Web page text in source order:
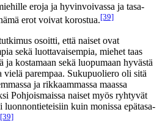
eroja ja hyvinvoivassa ja tasa-
erot voivat korostua.[39]
osoitti, että naiset ovat
sekä luottavaisempia, miehet taas
kostamaan sekä luopumaan hyvästä
vielä parempaa. Sukupuoliero oli sitä
ja rikkaammassa maassa
Pohjoismaissa naiset myös ryhtyvät
kuin monissa epätasa-
[39]